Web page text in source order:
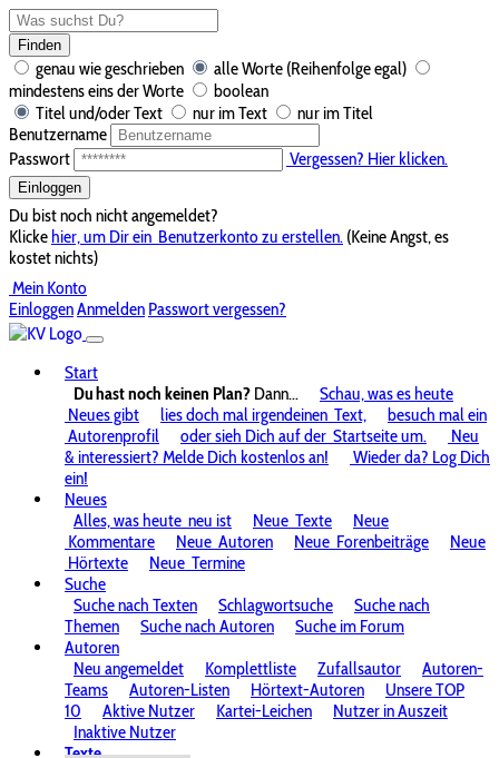
Finden
genau wie geschrieben
alle Worte (Reihenfolge egal)
mindestens eins der Worte
boolean
Titel und/oder Text
nur im Text
nur im Titel
Benutzername
Passwort
Vergessen? Hier klicken.
Einloggen
Du bist noch nicht angemeldet?
Klickehier, um Dir ein Benutzerkonto zu erstellen. (Keine Angst, es
kostet nichts)
Mein Konto
EinloggenAnmelden Passwort vergessen?
Start
Du hast noch keinen Plan? Dann...
Schau, was es heute
Neues gibt
lies doch mal irgendeinen Text,
besuch mal ein
Autorenprofil
oder sieh Dich auf der Startseite um.
Neu
& interessiert? Melde Dich kostenlos an!
Wieder da? Log Dich
ein!
Neues
Alles, was heute neu ist Neue Texte
Neue
Kommentare
Neue Autoren Neue Forenbeiträge
Neue
Hörtexte
Neue Termine
Suche
Suche nach Texten
Schlagwortsuche
Suche nach
Themen
Suche nach Autoren
Suche im Forum
Autoren
Neu angemeldet
Komplettliste Zufallsautor
Autoren-
Teams
Autoren-Listen Hörtext-Autoren
Unsere TOP
10
Aktive Nutzer Kartei-Leichen
Nutzer in Auszeit
Inaktive Nutzer
Texte